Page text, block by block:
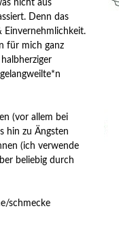
nicht aus
Denn das
Einvernehmlichkeit.
für mich ganz
(vor allem bei
hin zu Ängsten
(ich verwende
beliebig durch
schmecke